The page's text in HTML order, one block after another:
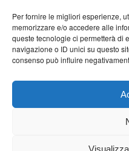
Per fornire le migliori esperienze,
memorizzare e/o accedere alle
queste tecnologie ci permetterà di
navigazione o ID unici su questo
consenso può influire
NAVIGA PER
Mappa completa
Cookie Policy (UE)
Iscriviti alla